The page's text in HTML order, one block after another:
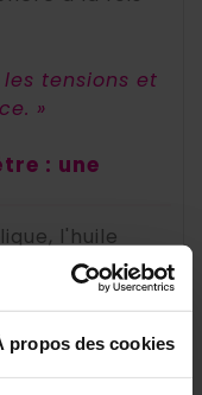
propos des cookies
tensions et
»
: une
l'huile
diffuse une
. En
automne et